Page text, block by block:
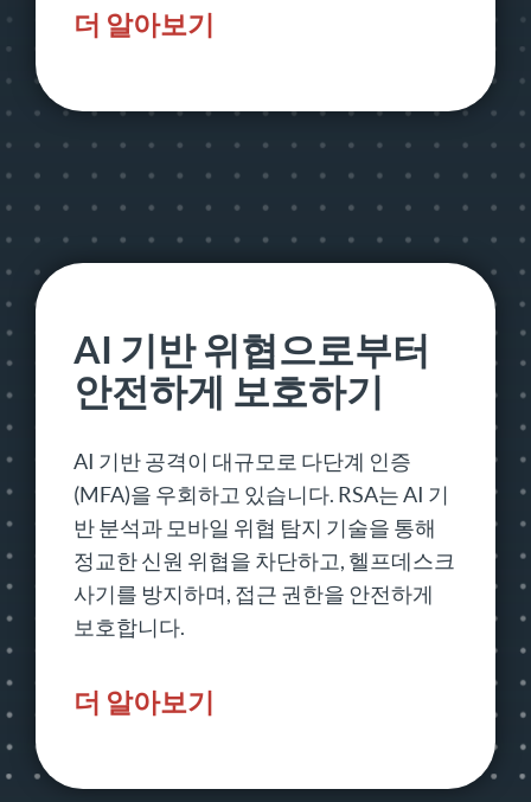
더 알아보기
AI 기반 위협으로부터
안전하게 보호하기
AI 기반 공격이 대규모로 다단계 인증
(MFA)을 우회하고 있습니다. RSA는 AI 기
반 분석과 모바일 위협 탐지 기술을 통해
정교한 신원 위협을 차단하고, 헬프데스크
사기를 방지하며, 접근 권한을 안전하게
보호합니다.
더 알아보기